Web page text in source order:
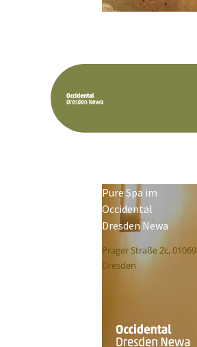
Pure Spa im
Occidental
Dresden Newa
Prager Straße 2c, 01069
Dresden